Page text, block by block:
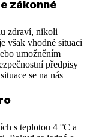
zákonné
zdraví, nikoli
však vhodné situaci
umožněním
předpisy
se na nás
s teplotou 4 °C a